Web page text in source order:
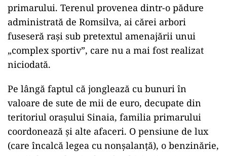
primarului. Terenul provenea dintr-o pădure
administrată de Romsilva, ai cărei arbori
fuseseră rași sub pretextul amenajării unui
„complex sportiv”, care nu a mai fost realizat
niciodată.
Pe lângă faptul că jonglează cu bunuri în
valoare de sute de mii de euro, decupate din
teritoriul orașului Sinaia, familia primarului
coordonează și alte afaceri. O pensiune de lux
(care încalcă legea cu nonșalanță), o benzinărie,